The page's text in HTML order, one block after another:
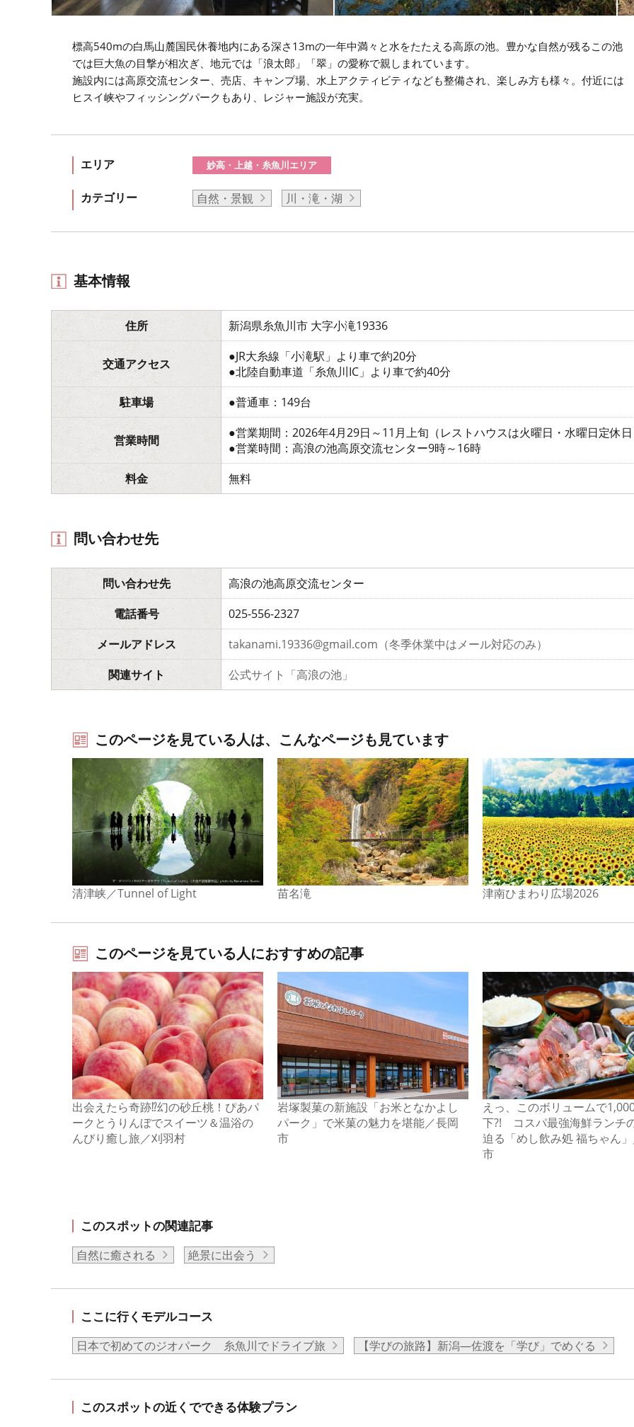
標高540mの白馬山麓国民休養地内にある深さ13mの一年中満々と水をたたえる高原の池。豊かな自然が残るこの池
では巨大魚の目撃が相次ぎ、地元では「浪太郎」「翠」の愛称で親しまれています。
施設内には高原交流センター、売店、キャンプ場、水上アクティビティなども整備され、楽しみ方も様々。付近には
ヒスイ峡やフィッシングパークもあり、レジャー施設が充実。
エリア 妙高・上越・糸魚川エリア
カテゴリー 自然・景観 川・滝・湖
基本情報
住所 新潟県糸魚川市 大字小滝19336
交通アクセス
●JR大糸線「小滝駅」より車で約20分
●北陸自動車道「糸魚川IC」より車で約40分
駐車場
●普通車：149台
営業時間
●営業期間：2026年4月29日～11月上旬（レストハウスは火曜日・水曜日定休
●営業時間：高浪の池高原交流センター9時～16時
料金
無料
問い合わせ先
問い合わせ先
高浪の池高原交流センター
電話番号
025-556-2327
メールアドレス
takanami.19336@gmail.com（冬季休業中はメール対応のみ）
関連サイト
公式サイト「高浪の池」
このページを見ている人は、こんなページも見ています
清津峡／Tunnel of Light 苗名滝 津南ひまわり広場2026
このページを見ている人におすすめの記事
出会えたら奇跡⁉幻の砂丘桃！ぴあパ
ークとうりんぼでスイーツ＆温浴の
んびり癒し旅／刈羽村
岩塚製菓の新施設「お米となかよし
パーク」で米菓の魅力を堪能／長岡
市
えっ、このボリュームで
下?! コスパ最強海鮮ランチ
迫る「めし飲み処 福ちゃん
市
このスポットの関連記事
自然に癒される 絶景に出会う
ここに行くモデルコース
日本で初めてのジオパーク 糸魚川でドライブ旅 【学びの旅路】新潟―佐渡を「学び」でめぐる
このスポットの近くでできる体験プラン